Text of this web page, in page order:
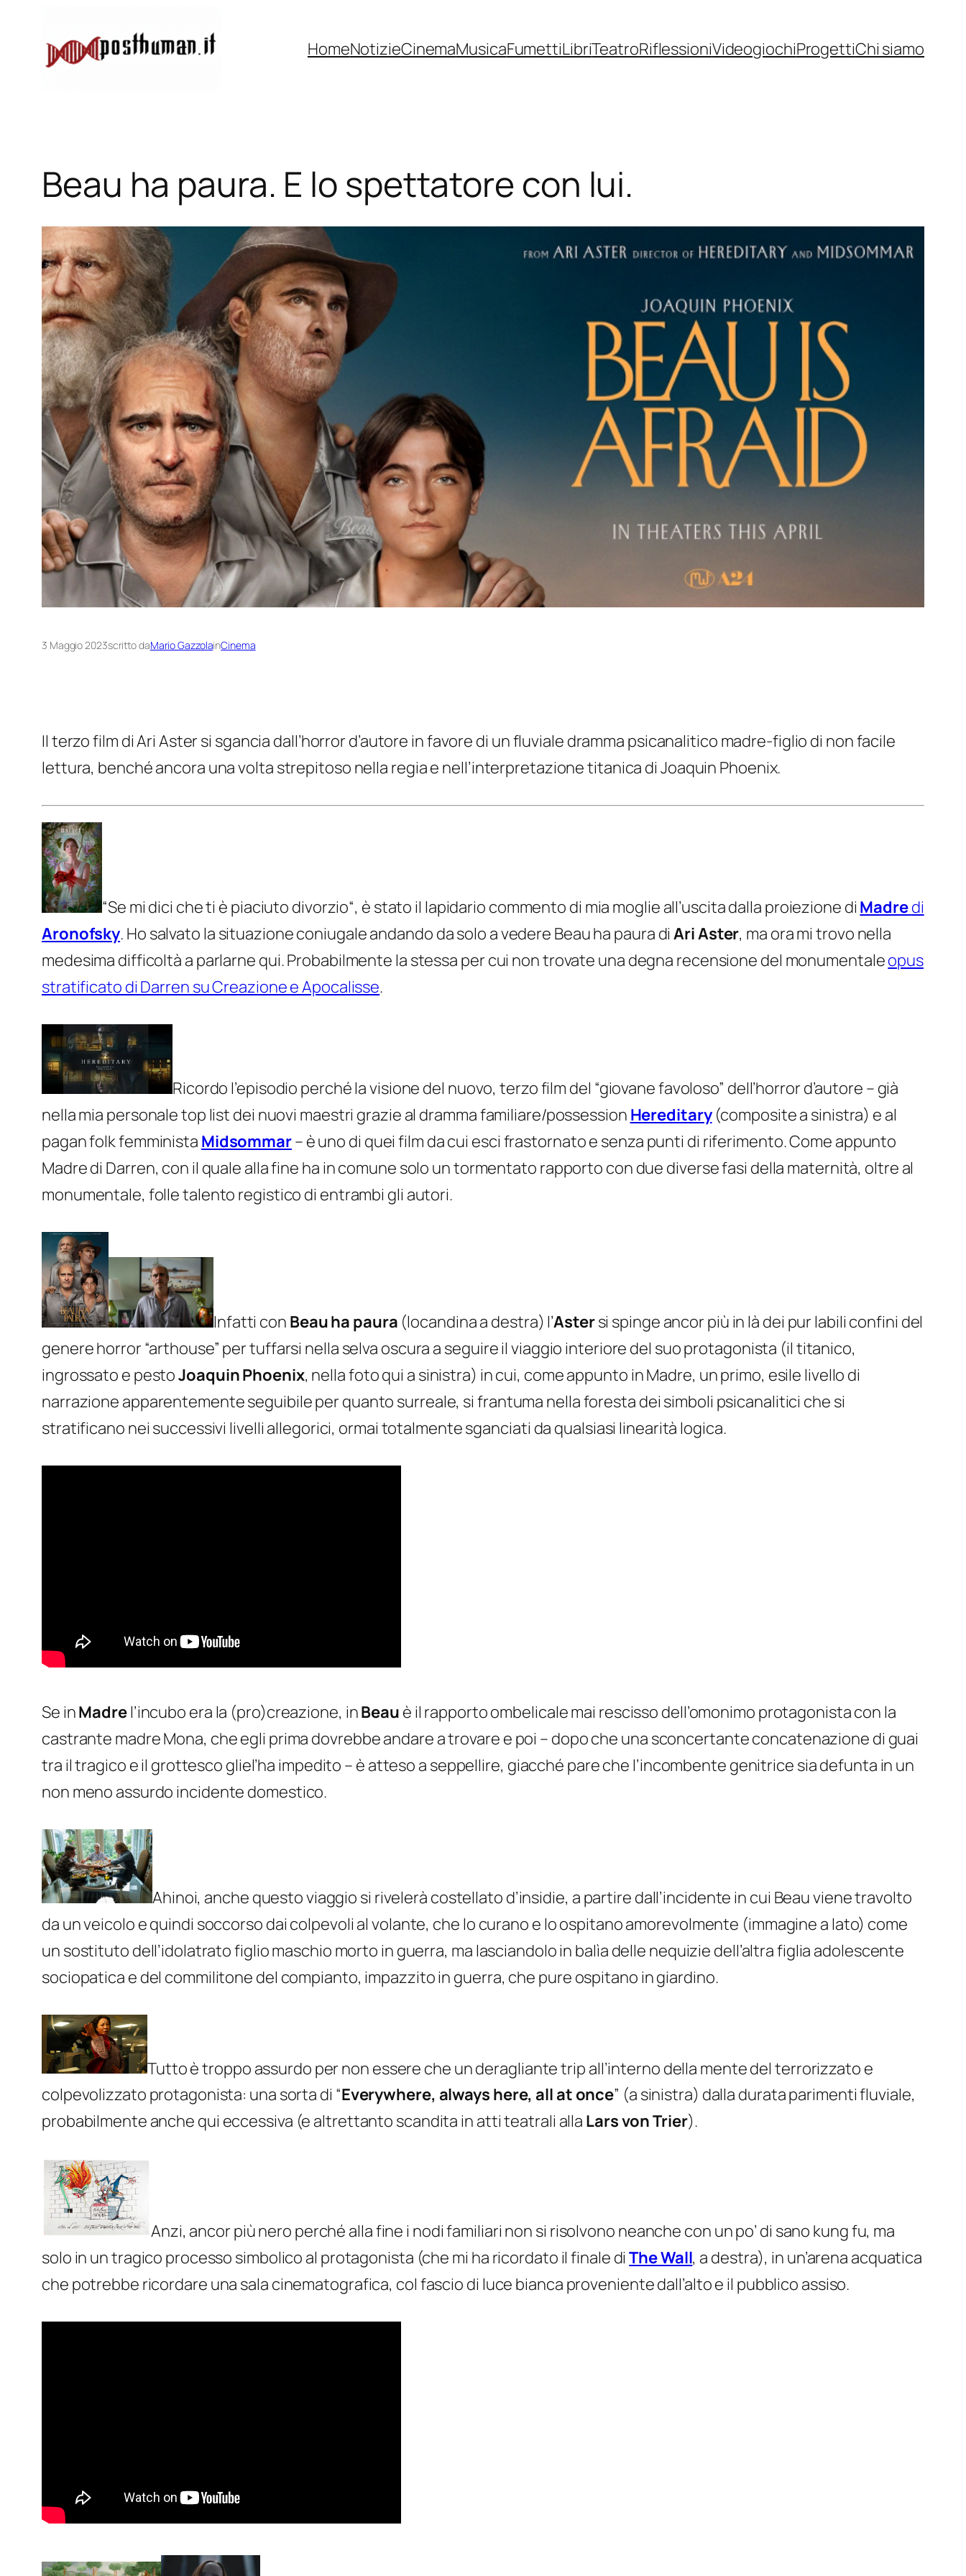
contenuto
HomeNotizieCinemaMusicaFumettiLibriTeatroRiflessioniVideogiochiProgettiChi siamo
Beau ha paura. E lo spettatore con lui.
3 Maggio 2023scritto daMario GazzolainCinema
Il terzo film di Ari Aster si sgancia dall’horror d’autore in favore di un fluviale dramma psicanalitico madre-figlio di non facile
lettura, benché ancora una volta strepitoso nella regia e nell’interpretazione titanica di Joaquin Phoenix.
“Se mi dici che ti è piaciuto divorzio“, è stato il lapidario commento di mia moglie all’uscita dalla proiezione di Madredi
Aronofsky. Ho salvato la situazione coniugale andando da solo a vedere Beau ha paura diAri Aster, ma ora mi trovo nella
medesima difficoltà a parlarne qui. Probabilmente la stessa per cui non trovate una degna recensione del monumentaleopus
stratificato di Darren su Creazione e Apocalisse.
Ricordo l’episodio perché la visione del nuovo, terzo film del “giovane favoloso” dell’horror d’autore – già
nella mia personale top list dei nuovi maestri grazie al dramma familiare/possession Hereditary(composite a sinistra) e al
pagan folk femminista Midsommar– è uno di quei film da cui esci frastornato e senza punti di riferimento. Come appunto
Madredi Darren, con il quale alla fine ha in comune solo un tormentato rapporto con due diverse fasi della maternità, oltre al
monumentale, folle talento registico di entrambi gli autori.
Infatti con Beau ha paura (locandina a destra) l’Astersi spinge ancor più in là dei pur labili confini del
genere horror “arthouse” per tuffarsi nella selva oscura a seguire il viaggio interiore del suo protagonista (il titanico,
ingrossato e pestoJoaquin Phoenix, nella foto qui a sinistra) in cui, come appunto inMadre, un primo, esile livello di
narrazione apparentemente seguibile per quanto surreale, si frantuma nella foresta dei simboli psicanalitici che si
stratificano nei successivi livelli allegorici, ormai totalmente sganciati da qualsiasi linearità logica.
Se inMadrel’incubo era la (pro)creazione, inBeau è il rapporto ombelicale mai rescisso dell’omonimo protagonista con la
castrante madre Mona, che egli prima dovrebbe andare a trovare e poi – dopo che una sconcertante concatenazione di guai
tra il tragico e il grottesco gliel’ha impedito – è atteso a seppellire, giacché pare che l’incombente genitrice sia defunta in un
non meno assurdo incidente domestico.
Ahinoi, anche questo viaggio si rivelerà costellato d’insidie, a partire dall’incidente in cui Beau viene travolto
da un veicolo e quindi soccorso dai colpevoli al volante, che lo curano e lo ospitano amorevolmente (immagine a lato) come
un sostituto dell’idolatrato figlio maschio morto in guerra, ma lasciandolo in balìa delle nequizie dell’altra figlia adolescente
sociopatica e del commilitone del compianto, impazzito in guerra, che pure ospitano in giardino.
Tutto è troppo assurdo per non essere che un deragliante trip all’interno della mente del terrorizzato e
colpevolizzato protagonista: una sorta di “Everywhere, always here, all at once” (a sinistra) dalla durata parimenti fluviale,
probabilmente anche qui eccessiva (e altrettanto scandita in atti teatrali alla Lars von Trier).
Anzi, ancor più nero perché alla fine i nodi familiari non si risolvono neanche con un po’ di sano kung fu, ma
solo in un tragico processo simbolico al protagonista (che mi ha ricordato il finale diThe Wall, a destra), in un’arena acquatica
che potrebbe ricordare una sala cinematografica, col fascio di luce bianca proveniente dall’alto e il pubblico assiso.